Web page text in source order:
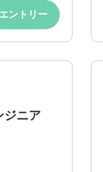
エントリー
ジニア